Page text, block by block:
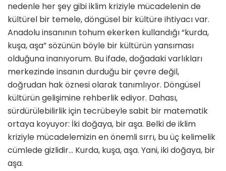
nedenle her şey gibi iklim kriziyle mücadelenin de
kültürel bir temele, döngüsel bir kültüre ihtiyacı var.
Anadolu insanının tohum ekerken kullandığı “kurda,
kuşa, aşa” sözünün böyle bir kültürün yansıması
olduğuna inanıyorum. Bu ifade, doğadaki varlıkları
merkezinde insanın durduğu bir çevre değil,
doğrudan hak öznesi olarak tanımlıyor. Döngüsel
kültürün gelişimine rehberlik ediyor. Dahası,
sürdürülebilirlik için tecrübeyle sabit bir matematik
ortaya koyuyor: İki doğaya, bir aşa. Belki de iklim
kriziyle mücadelemizin en önemli sırrı, bu üç kelimelik
cümlede gizlidir… Kurda, kuşa, aşa. Yani, iki doğaya, bir
aşa.